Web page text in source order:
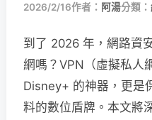
2026/2/16作者： 阿湯分類：
到了 2026 年，網路資
網嗎？VPN（虛擬私人
Disney+ 的神器，更是
料的數位盾牌。本文將